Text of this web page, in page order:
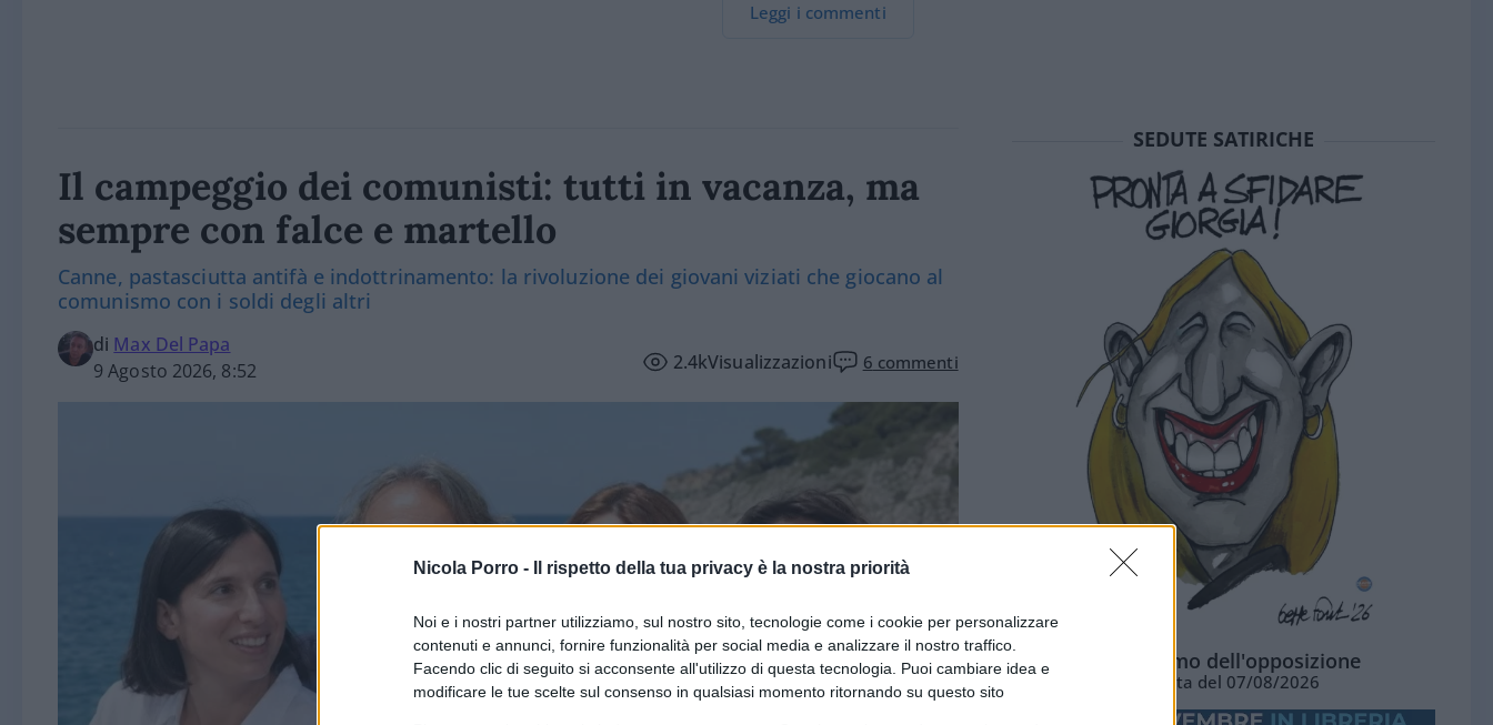
Nicola Porro - Il rispetto della tua privacy è la nostra priorità
Noi e i nostri partner utilizziamo, sul nostro sito, tecnologie come i cookie per personalizzare
contenuti e annunci, fornire funzionalità per social media e analizzare il nostro traffico.
Facendo clic di seguito si acconsente all'utilizzo di questa tecnologia. Puoi cambiare idea e
modificare le tue scelte sul consenso in qualsiasi momento ritornando su questo sito
Leggi i commenti
Il campeggio dei comunisti: tutti in vacanza, ma
sempre con falce e martello
Canne, pastasciutta antifà e indottrinamento: la rivoluzione dei giovani viziati che giocano al
comunismo con i soldi degli altri
di Max Del Papa
9 Agosto 2026, 8:52
2.4kVisualizzazioni 6 commenti
SEDUTE SATIRICHE
L'ottimismo dell'opposizione
Vignetta del 07/08/2026